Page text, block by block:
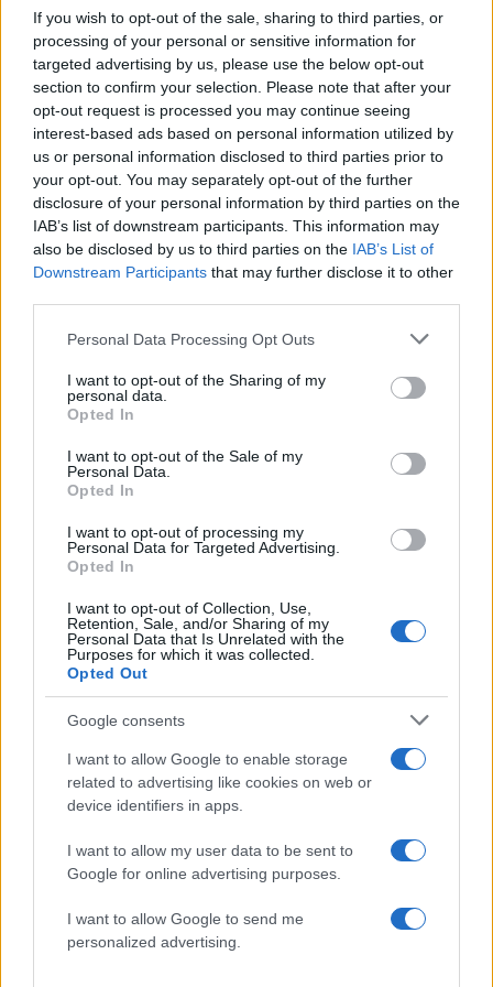
If you wish to opt-out of the sale, sharing to third parties, or
processing of your personal or sensitive information for
targeted advertising by us, please use the below opt-out
section to confirm your selection. Please note that after your
opt-out request is processed you may continue seeing
interest-based ads based on personal information utilized by
us or personal information disclosed to third parties prior to
your opt-out. You may separately opt-out of the further
disclosure of your personal information by third parties on the
IAB’s list of downstream participants. This information may
also be disclosed by us to third parties on the IAB’s List of
Downstream Participants that may further disclose it to other
Please note that this website/app uses one or more Google
not limited to your visit or usage behaviour. You may click to
grant or deny consent to Google and its third-party tags to
use your data for below specified purposes in below Google
consent section.
Personal Data Processing Opt Outs
I want to opt-out of the Sharing of my
personal data.
Opted In
I want to opt-out of the Sale of my
Personal Data.
Opted In
I want to opt-out of processing my
Personal Data for Targeted Advertising.
Opted In
I want to opt-out of Collection, Use,
Retention, Sale, and/or Sharing of my
Personal Data that Is Unrelated with the
Purposes for which it was collected.
Opted Out
Google consents
I want to allow Google to enable storage
related to advertising like cookies on web or
device identifiers in apps.
I want to allow my user data to be sent to
Google for online advertising purposes.
I want to allow Google to send me
personalized advertising.
04.12.2019byΝικος Κοντομητρος
Διατροφη
Light συνταγές: Ζεστά ροφήματα με
τέλεια γεύση για να κάνεις το τέλειο
cocooning
16.01.2019byΙωαννα Κουρου
Συνταγες
Γλυκό ρόφημα με εσπεριδοειδή
15.01.2019byΙωαννα Κουρου
Συνταγες
Ζεστό latte με τσάι
Συνταγες
Ζεστή σοκολάτα με superfoods
Συνταγες
Ρόφημα με μήλο και κράνα
Συνταγες
15.01.2019byΙωαννα Κουρου
Διατροφη